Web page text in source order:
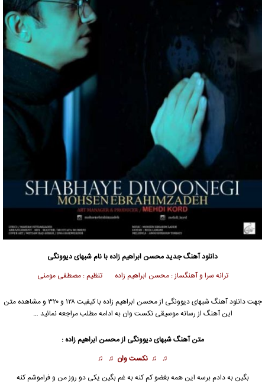
دانلود آهنگ جدیدمحسن ابراهیم زاده با نام شبهای دیوونگی
ترانه سرا و آهنگساز : محسن ابراهیم زاده تنظیم : مصطفی مومنی
جهت دانلود آهنگ شبهای دیوونگی ازمحسن ابراهیم زاده
با کیفیت ۱۲۸ و ۳۲۰ و مشاهده متن
این آهنگ از رسانه موسیقی نکست وان به ادامه مطلب مراجعه نمائید …
متن آهنگشبهای دیوونگی ازمحسن ابراهیم زاده :
♫ ♫ نکست وان ♫ ♫
بگین به دادم برسه این همه بغضو کم کنه به غم بگین یکی دو روز من و فراموشم کنه